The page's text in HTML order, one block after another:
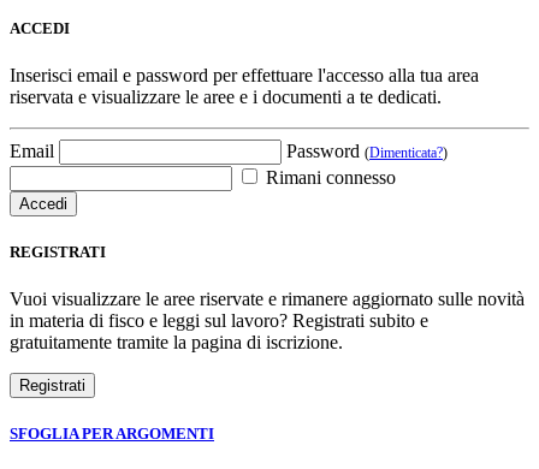
ACCEDI
Inserisci email e password per effettuare l'accesso alla tua area
riservata e visualizzare le aree e i documenti a te dedicati.
Email Password (Dimenticata?)
Rimani connesso
REGISTRATI
Vuoi visualizzare le aree riservate e rimanere aggiornato sulle novità
in materia di fisco e leggi sul lavoro? Registrati subito e
gratuitamente tramite la pagina di iscrizione.
SFOGLIA PER ARGOMENTI